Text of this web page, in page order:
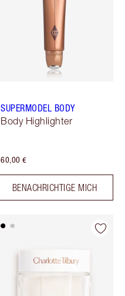
SUPERMODEL BODY
Body Highlighter
60,00 €
BENACHRICHTIGE MICH